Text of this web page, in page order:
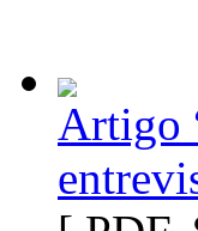
Artigo